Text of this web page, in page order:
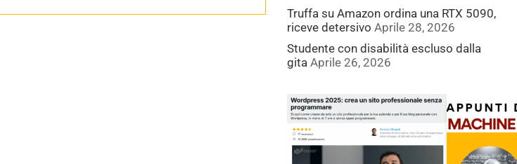
Truffa su Amazon ordina una RTX 5090,
riceve detersivo Aprile 28, 2026
Studente con disabilità escluso dalla
gita Aprile 26, 2026